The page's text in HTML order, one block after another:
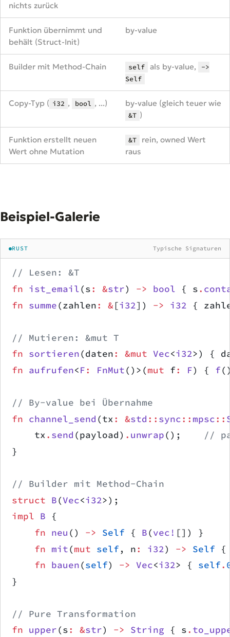
nichts zurück
Funktion übernimmt und
behält (Struct-Init)
by-value
Builder mit Method-Chain self als by-value,
->
Self
Copy-Typ ( i32 , bool , ...) by-value (gleich teuer wie
&T )
Funktion erstellt neuen
Wert ohne Mutation
&T
rein, owned Wert
raus
Beispiel-Galerie
RUST Typische Signaturen
// Lesen: &T
fn ist_email(s: &str) -> bool { s.
fn summe(zahlen: &[i32]) -> i32 {
// Mutieren: &mut T
fn sortieren(daten: &mut Vec<i32>) {
fn aufrufen<F: FnMut()>(mut f: F) { f
// By-value bei Übernahme
fn channel_send (tx: &std :: sync:: mpsc::
    tx
. send (payload) . unwrap();
//
}
// Builder mit Method-Chain
struct B(Vec<i32>);
impl B {
    fn
neu () -> Self { B(vec! []) }
    fn
mit(mut self, n: i32) -> Self
    fn
bauen(self) -> Vec<i32> { self.
}
// Pure Transformation
fn upper(s: &str) -> String { s.